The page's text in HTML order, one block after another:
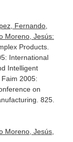
Fernando,
Moreno, Jesús:
Products.
International
Intelligent
2005:
on
825.
Moreno, Jesús,